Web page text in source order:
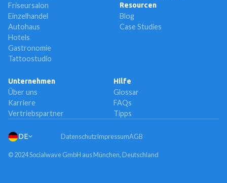
Friseursalon
Einzelhandel
Autohaus
Hotels
Gastronomie
Tattoostudio
Resourcen
Blog
Case Studies
Unternehmen
Über uns
Karriere
Vertriebspartner
Hilfe
Glossar
FAQs
Tipps
DE
© 2024 Socialwave GmbH aus München, Deutschland
DatenschutzImpressumAGB